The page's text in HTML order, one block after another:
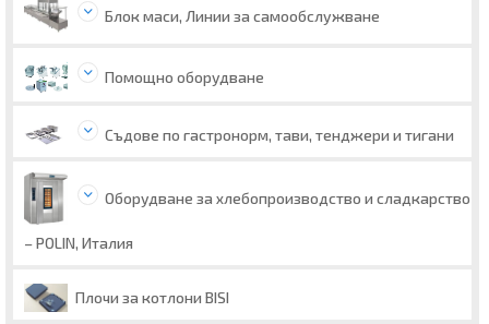
Блок маси, Линии за самообслужване
Помощно оборудване
Съдове по гастронорм, тави, тенджери и тигани
Оборудване за хлебопроизводство и сладкарство
– POLIN, Италия
Плочи за котлони BISI